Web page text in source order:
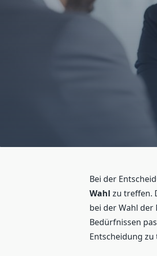
Bei der
Wahl zu treffen.
bei der Wahl
Bedürfnissen
Entscheidung zu